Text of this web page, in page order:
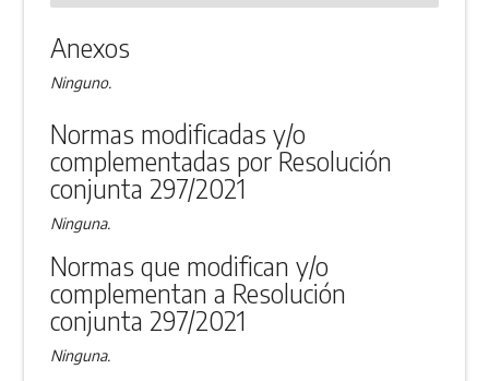
Anexos
Ninguno.
Normas modificadas y/o
complementadas por Resolución
conjunta 297/2021
Ninguna.
Normas que modifican y/o
complementan a Resolución
conjunta 297/2021
Ninguna.